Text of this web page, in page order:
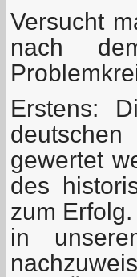
Versucht
nach
Erstens:
gewertet
des
zum
in